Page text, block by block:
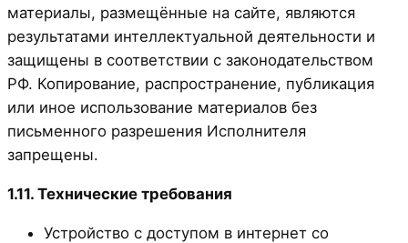
материалы, размещённые на сайте, являются
результатами интеллектуальной деятельности и
защищены в соответствии с законодательством
РФ. Копирование, распространение, публикация
или иное использование материалов без
письменного разрешения Исполнителя
запрещены.
1.11. Технические требования
Устройство с доступом в интернет со